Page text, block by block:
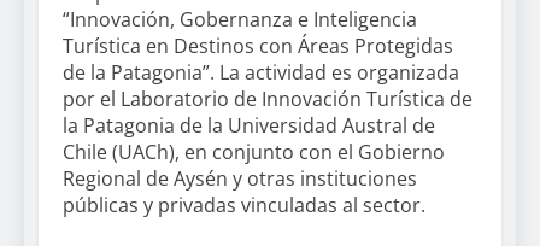
“Innovación, Gobernanza e Inteligencia
Turística en Destinos con Áreas Protegidas
de la Patagonia”. La actividad es organizada
por el Laboratorio de Innovación Turística de
la Patagonia de la Universidad Austral de
Chile (UACh), en conjunto con el Gobierno
Regional de Aysén y otras instituciones
públicas y privadas vinculadas al sector.